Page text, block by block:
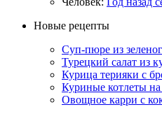
Новые рецепты
Суп-пюре из
Турецкий салат из
Курица терияки с
Куриные котлеты на
Овощное карри с